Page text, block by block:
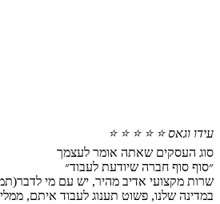
עידו וגאס⭐ ⭐ ⭐ ⭐ ⭐
סוג העסקים שאתה אומר לעצמך
״סוף סוף חברה שיודעת לעבוד״
שרות מקצועי אדיב מהיר, יש עם מי
במדינה שלנו, פשוט תענוג לעבוד איתם,